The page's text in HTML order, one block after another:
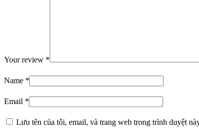
Your review *
Name *
Email *
Lưu tên của tôi, email, và trang web trong trình duyệt